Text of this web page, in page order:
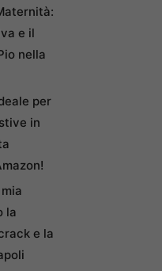
e il
nella
per
in
la
e la